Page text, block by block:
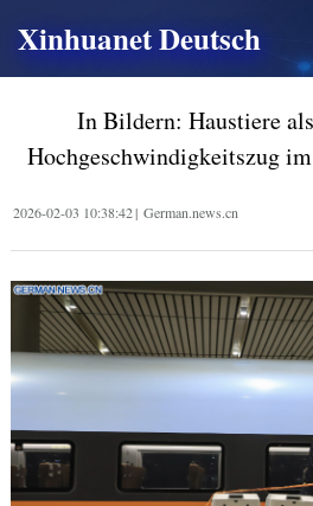
Xinhuanet Deutsch
In Bildern: Haustiere
Hochgeschwindigkeitszug
2026-02-03 10:38:42| German.news.cn